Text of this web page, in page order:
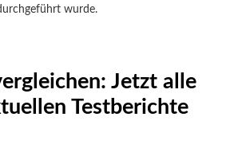
wurde.
Jetzt alle
Testberichte